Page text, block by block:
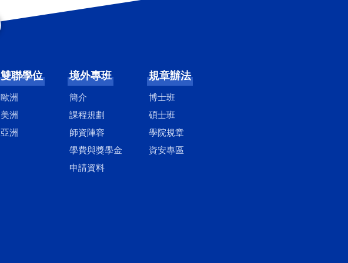
雙聯學位
歐洲
美洲
亞洲
境外專班
簡介
課程規劃
師資陣容
學費與獎學金
申請資料
規章辦法
博士班
碩士班
學院規章
資安專區